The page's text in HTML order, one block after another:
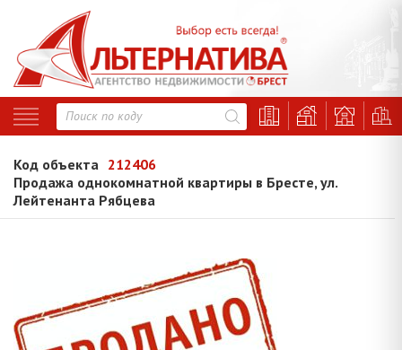
Код объекта 212406
Продажа однокомнатной квартиры в Бресте, ул.
Лейтенанта Рябцева